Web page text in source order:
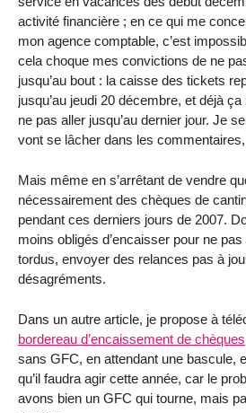
activité financière ; en ce qui me
mon agence comptable, c’est
cela choque mes convictions de ne
jusqu’au bout : la caisse des tickets
jusqu’au jeudi 20 décembre, et déjà
ne pas aller jusqu’au dernier jour. Je
vont se lâcher dans les
Mais même en s’arrêtant de vendre
nécessairement des chèques de
pendant ces derniers jours de 2007.
moins obligés d’encaisser pour ne
tordus, envoyer des relances pas à
désagréments.
Dans un autre article, je propose à
bordereau d’encaissement de chèques
sans GFC, en attendant une bascule,
qu’il faudra agir cette année, car le
avons bien un GFC qui tourne, mais